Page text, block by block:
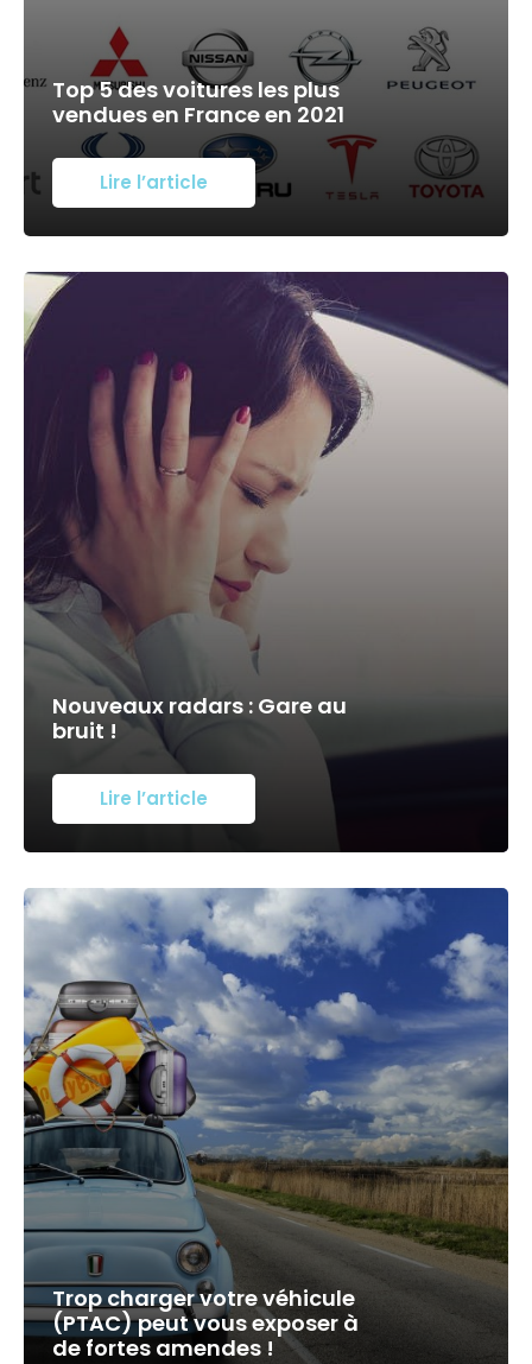
Top 5 des voitures les plus
vendues en France en 2021
Lire l’article
Nouveaux radars : Gare au
bruit !
Lire l’article
Trop charger votre véhicule
(PTAC) peut vous exposer à
de fortes amendes !